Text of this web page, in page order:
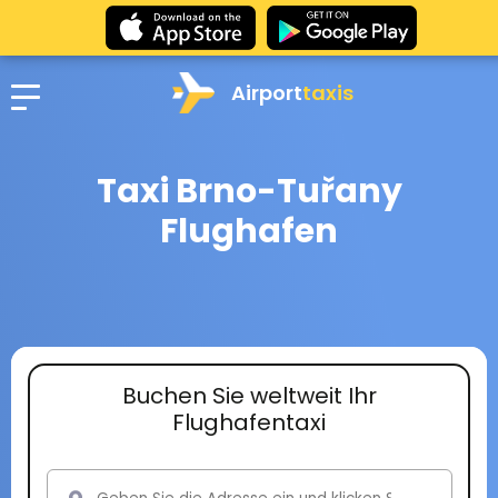
Airporttaxis
Taxi Brno-Tuřany
Flughafen
Buchen Sie weltweit Ihr
Flughafentaxi